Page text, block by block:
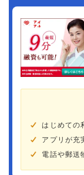
はじめての
アプリが充
電話や郵送